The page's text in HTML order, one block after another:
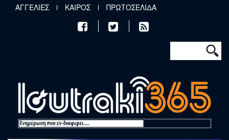
Παράκαμψη προς το κυρίως περιεχόμενο
ΑΓΓΕΛΙΕΣ ΚΑΙΡΟΣ ΠΡΩΤΟΣΕΛΙΔΑ
Φόρμα
Αναζήτηση